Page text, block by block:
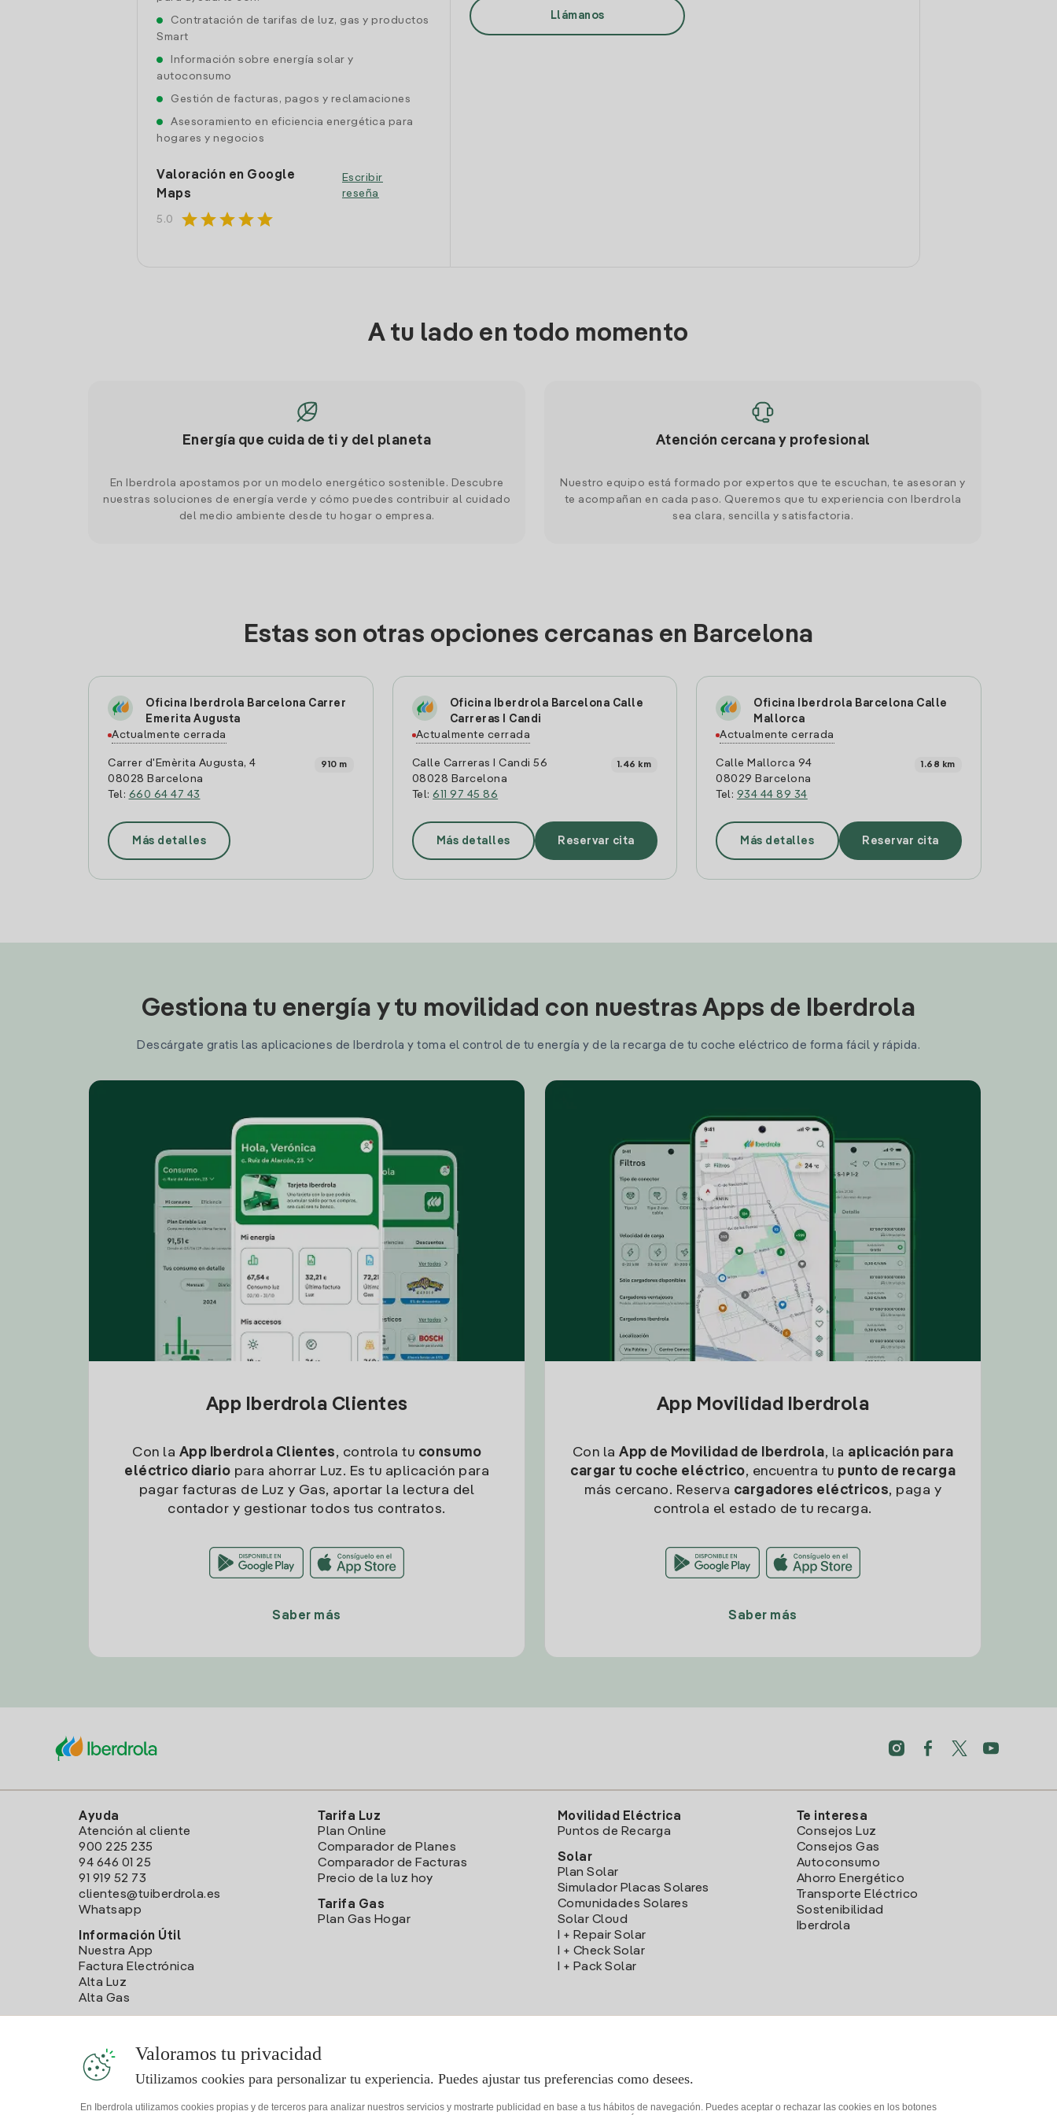
Contratación de tarifas de luz, gas y productos
Smart
Información sobre energía solar y
autoconsumo
Gestión de facturas, pagos y reclamaciones
Asesoramiento en eficiencia energética para
hogares y negocios
Valoración en Google
Maps
5.0 starstarstarstarstar
Escribir
reseña
Llámanos
A tu lado en todo momento
Energía que cuida de ti y del planeta
En Iberdrola apostamos por un modelo energético sostenible. Descubre
nuestras soluciones de energía verde y cómo puedes contribuir al cuidado
del medio ambiente desde tu hogar o empresa.
Atención cercana y profesional
Nuestro equipo está formado por expertos que te escuchan, te asesoran y
te acompañan en cada paso. Queremos que tu experiencia con Iberdrola
sea clara, sencilla y satisfactoria.
Estas son otras opciones cercanas en Barcelona
Oficina Iberdrola Barcelona Carrer
Emerita Augusta
Actualmente cerrada
Carrer d'Emèrita Augusta, 4
08028 Barcelona
Tel: 660 64 47 43
910 m
Más detalles
Oficina Iberdrola Barcelona Calle
Carreras I Candi
Actualmente cerrada
Calle Carreras I Candi 56
08028 Barcelona
Tel:611 97 45 86
1.46 km
Más detalles Reservar cita
Oficina Iberdrola Barcelona Calle
Mallorca
Actualmente cerrada
Calle Mallorca 94
08029 Barcelona
Tel: 934 44 89 34
1.68 km
Más detalles Reservar cita
Gestiona tu energía y tu movilidad con nuestras Apps de Iberdrola
Descárgate gratis las aplicaciones de Iberdrola y toma el control de tu energía y de la recarga de tu coche eléctrico de forma fácil y rápida.
App Iberdrola Clientes
Con la App Iberdrola Clientes, controla tu consumo
eléctrico diario para ahorrar Luz. Es tu aplicación para
pagar facturas de Luz y Gas, aportar la lectura del
contador y gestionar todos tus contratos.
Saber más
App Movilidad Iberdrola
Con la App de Movilidad de Iberdrola, la aplicación para
cargar tu coche eléctrico, encuentra tu punto de recarga
más cercano. Reserva cargadores eléctricos, paga y
controla el estado de tu recarga.
Saber más
Ayuda
Atención al cliente
900 225 235
94 646 01 25
91 919 52 73
clientes@tuiberdrola.es
Whatsapp
Información Útil
Nuestra App
Factura Electrónica
Alta Luz
Alta Gas
Tarifa Luz
Plan Online
Comparador de Planes
Comparador de Facturas
Precio de la luz hoy
Tarifa Gas
Plan Gas Hogar
Movilidad Eléctrica
Puntos de Recarga
Solar
Plan Solar
Simulador Placas Solares
Comunidades Solares
Solar Cloud
I + Repair Solar
I + Check Solar
I + Pack Solar
Te interesa
Consejos Luz
Consejos Gas
Autoconsumo
Ahorro Energético
Transporte Eléctrico
Sostenibilidad
Iberdrola
Valoramos tu privacidad
Utilizamos cookies para personalizar tu experiencia. Puedes ajustar tus preferencias como desees.
En Iberdrola utilizamos cookies propias y de terceros para analizar nuestros servicios y mostrarte publicidad en base a tus hábitos de navegación. Puedes aceptar o rechazar las cookies en los botones